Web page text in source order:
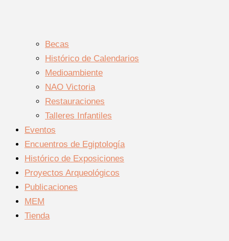
Becas
Histórico de Calendarios
Medioambiente
NAO Victoria
Restauraciones
Talleres Infantiles
Eventos
Encuentros de Egiptología
Histórico de Exposiciones
Proyectos Arqueológicos
Publicaciones
MEM
Tienda